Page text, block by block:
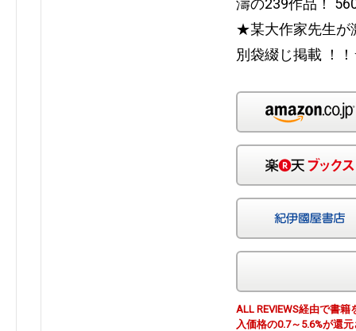
濤の239作品！
★某大作家先生が
別袋綴じ掲載 ！
ALL REVIEWS経由で書
入価格の0.7～5.6%が還